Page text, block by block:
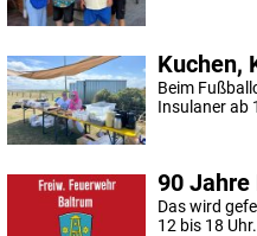
Kuchen,
Beim
Insulaner ab
90 Jahre
Das wird
12 bis 18